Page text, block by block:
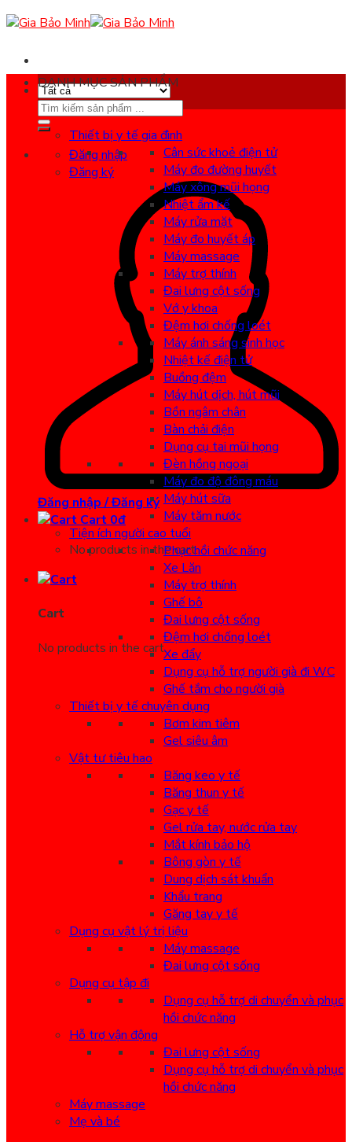
Skip
to
Search
for:
Đăng nhập
Đăng ký
Đăng nhập / Đăng ký
Cart 0đ
No products in the cart.
Cart
No products in the cart.
DANH MỤC SẢN PHẨM
Thiết bị y tế gia đình
Cân sức khoẻ điện tử
Máy đo đường huyết
Máy xông mũi họng
Nhiệt ẩm kế
Máy rửa mặt
Máy đo huyết áp
Máy massage
Máy trợ thính
Đai lưng cột sống
Vớ y khoa
Đệm hơi chống loét
Máy ánh sáng sinh học
Nhiệt kế điện tử
Buồng đệm
Máy hút dịch, hút mũi
Bồn ngâm chân
Bàn chải điện
Dụng cụ tai mũi họng
Đèn hồng ngoại
Máy đo độ đông máu
Máy hút sữa
Máy tăm nước
Tiện ích người cao tuổi
Phục hồi chức năng
Xe Lăn
Máy trợ thính
Ghế bô
Đai lưng cột sống
Đệm hơi chống loét
Xe đẩy
Dụng cụ hỗ trợ người già đi WC
Ghế tắm cho người già
Thiết bị y tế chuyên dụng
Bơm kim tiêm
Gel siêu âm
Vật tư tiêu hao
Băng keo y tế
Băng thun y tế
Gạc y tế
Gel rửa tay, nước rửa tay
Mắt kính bảo hộ
Bông gòn y tế
Dung dịch sát khuẩn
Khẩu trang
Găng tay y tế
Dụng cụ vật lý trị liệu
Máy massage
Đai lưng cột sống
Dụng cụ tập đi
Dụng cụ hỗ trợ di chuyển và phục
hồi chức năng
Hỗ trợ vận động
Đai lưng cột sống
Dụng cụ hỗ trợ di chuyển và phục
hồi chức năng
Máy massage
Mẹ và bé